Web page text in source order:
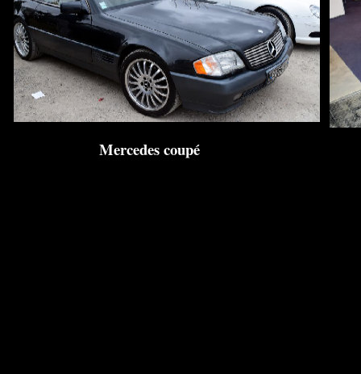
Mercedes coupé